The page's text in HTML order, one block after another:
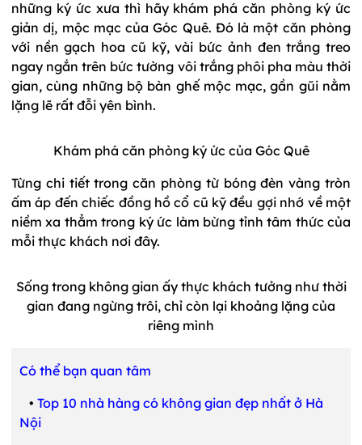
những ký ức xưa thì hãy khám phá căn phòng ký ức
giản dị, mộc mạc của Góc Quê. Đó là một căn phòng
với nền gạch hoa cũ kỹ, vài bức ảnh đen trắng treo
ngay ngắn trên bức tường vôi trắng phôi pha màu thời
gian, cùng những bộ bàn ghế mộc mạc, gần gũi nằm
lặng lẽ rất đỗi yên bình.
Khám phá căn phòng ký ức của Góc Quê
Từng chi tiết trong căn phòng từ bóng đèn vàng tròn
ấm áp đến chiếc đồng hồ cổ cũ kỹ đều gợi nhớ về một
niềm xa thẳm trong ký ức làm bừng tỉnh tâm thức của
mỗi thực khách nơi đây.
Sống trong không gian ấy thực khách tưởng như thời
gian đang ngừng trôi, chỉ còn lại khoảng lặng của
riêng mình
Có thể bạn quan tâm
• Top 10 nhà hàng có không gian đẹp nhất ở Hà
Nội